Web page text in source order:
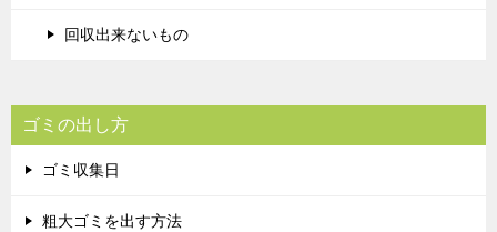
回収出来ないもの
ゴミの出し方
ゴミ収集日
粗大ゴミを出す方法